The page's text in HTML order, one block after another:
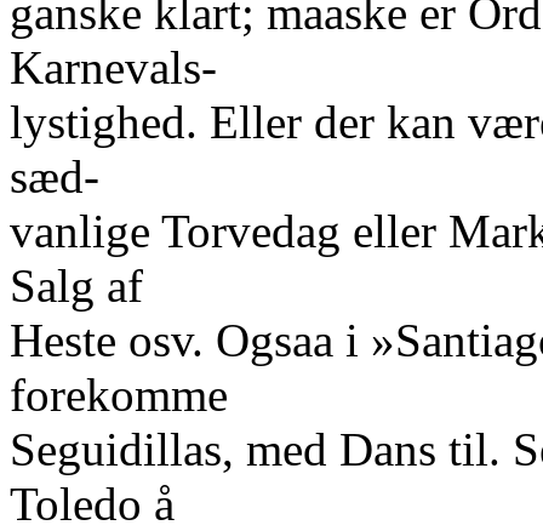
ganske klart; maaske er
Karnevals-
lystighed. Eller der kan
sæd-
vanlige Torvedag eller
Salg af
Heste osv. Ogsaa i
forekomme
Seguidillas, med Dans til.
Toledo å